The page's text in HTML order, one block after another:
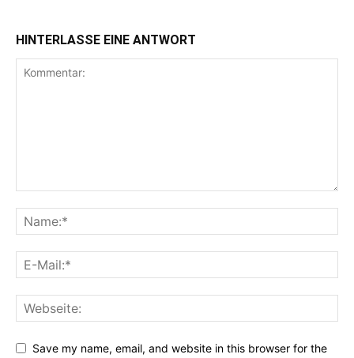
HINTERLASSE EINE ANTWORT
Save my name, email, and website in this browser for the